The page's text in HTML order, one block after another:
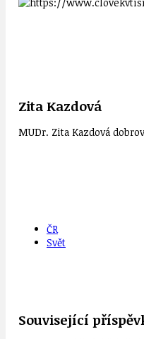
Zita Kazdová
MUDr. Zita Kazdová
ČR
Svět
Související